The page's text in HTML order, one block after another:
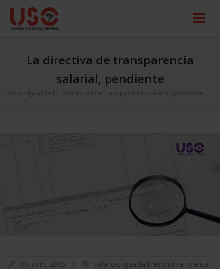
La directiva de transparencia
salarial, pendiente
Inicio Igualdad La directiva de transparencia salarial, pendiente
16 junio, 2026 salarios, igualdad retributiva, marisa